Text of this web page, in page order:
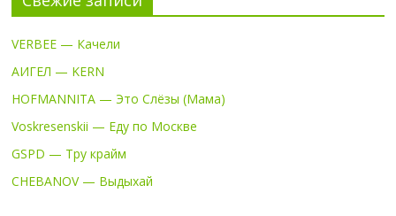
VERBEE — Качели
АИГЕЛ — KERN
HOFMANNITA — Это Слёзы (Мама)
Voskresenskii — Еду по Москве
GSPD — Тру крайм
CHEBANOV — Выдыхай